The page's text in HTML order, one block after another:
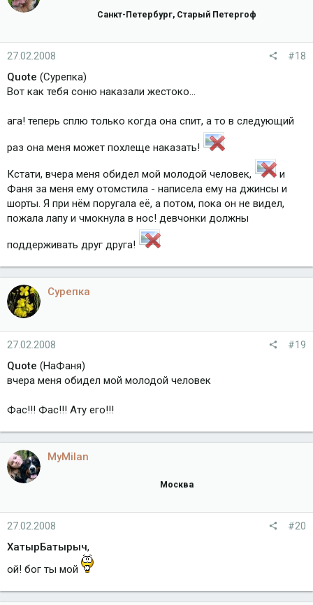
Санкт-Петербург, Старый Петергоф
27.02.2008 #18
Quote (Сурепка)
Вот как тебя соню наказали жестоко...
ага! теперь сплю только когда она спит, а то в следующий
раз она меня может похлеще наказать!
Кстати, вчера меня обидел мой молодой человек,
и
Фаня за меня ему отомстила - написела ему на джинсы и
шорты. Я при нём поругала её, а потом, пока он не видел,
пожала лапу и чмокнула в нос! девчонки должны
поддерживать друг друга!
Сурепка
27.02.2008 #19
Quote (НаФаня)
вчера меня обидел мой молодой человек
Фас!!! Фас!!! Ату его!!!
MyMilan
Москва
27.02.2008 #20
ХатырБатырыч,
ой! бог ты мой